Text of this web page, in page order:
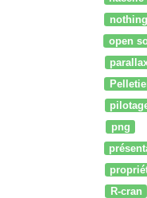
nothing
open
png
R-cran